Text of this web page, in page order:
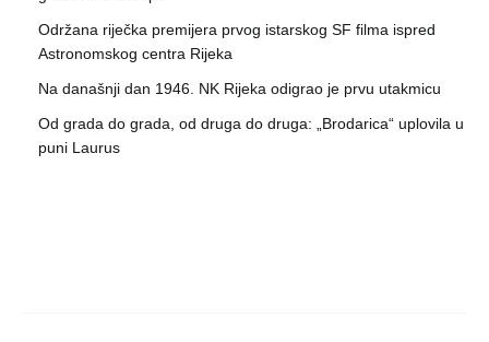
Održana riječka premijera prvog istarskog SF filma ispred
Astronomskog centra Rijeka
Na današnji dan 1946. NK Rijeka odigrao je prvu utakmicu
Od grada do grada, od druga do druga: „Brodarica“ uplovila u
puni Laurus